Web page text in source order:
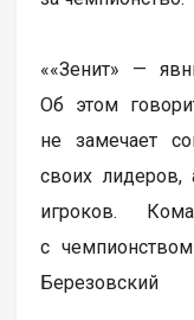
««Зенит» —
Об этом
не замечает
своих лидеров,
игроков.
с
Березовский